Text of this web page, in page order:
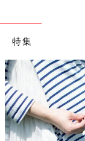
あります。
特集